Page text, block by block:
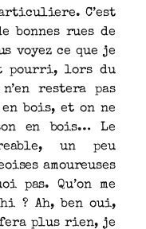
C’est
bonnes rues de
voyez ce que je
pourri, lors du
restera pas
bois, et on ne
en bois… Le
un peu
amoureuses
pas. Qu’on me
? Ah, ben oui,
fera plus rien, je